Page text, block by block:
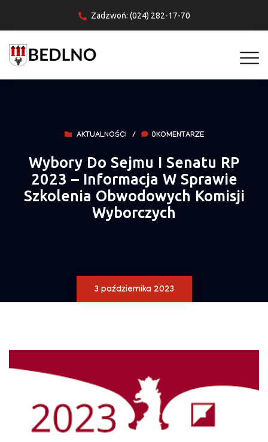
Zadzwoń: (024) 282-17-70
AKTUALNOŚCI / 0KOMENTARZE
Wybory Do Sejmu I Senatu RP
2023 – Informacja W Sprawie
Szkolenia Obwodowych Komisji
Wyborczych
3 października 2023